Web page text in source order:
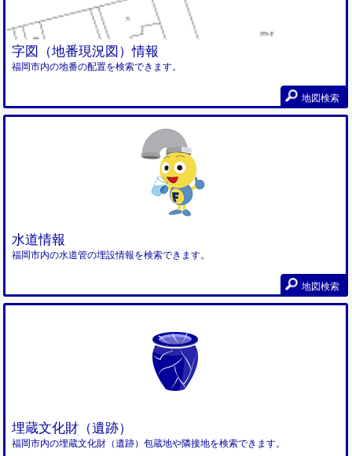
字図（地番現況図）情報
福岡市内の地番の配置を検索できます。
地図検索
水道情報
福岡市内の水道管の埋設情報を検索できます。
地図検索
埋蔵文化財（遺跡）
福岡市内の埋蔵文化財（遺跡）包蔵地や隣接地を検索できます。